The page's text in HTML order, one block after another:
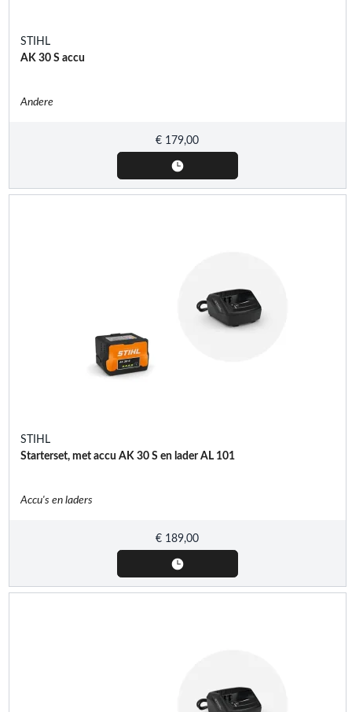
STIHL
AK 30 S accu
Andere
€ 179,00
STIHL
Starterset, met accu AK 30 S en lader AL 101
Accu's en laders
€ 189,00